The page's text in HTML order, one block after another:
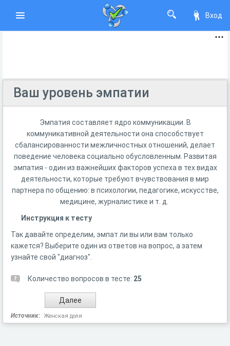
Вход
Ваш уровень эмпатии
Эмпатия составляет ядро коммуникации. В
коммуникативной деятельности она способствует
сбалансированности межличностных отношений, делает
поведение человека социально обусловленным. Развитая
эмпатия - один из важнейших факторов успеха в тех видах
деятельности, которые требуют вчувствования в мир
партнера по общению: в психологии, педагогике, искусстве,
медицине, журналистике и т. д.
Инструкция к тесту
Так давайте определим, эмпат ли вы или вам только
кажется? Выберите один из ответов на вопрос, а затем
узнайте свой "диагноз".
Количество вопросов в тесте: 25
Источник: Женская доля